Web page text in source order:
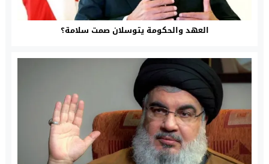
العهد والحكومة يتوسلان صمت سلامة؟